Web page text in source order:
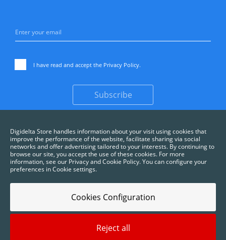
I have read and accept the Privacy Policy.
Subscribe
2025 © Digidelta Store - Think Green. All rights reserved.
Digidelta Store handles information about your visit using cookies that
improve the performance of the website, facilitate sharing via social
networks and offer advertising tailored to your interests. By continuing to
browse our site, you accept the use of these cookies. For more
information, see our Privacy and Cookie Policy. You can configure your
preferences in Cookie settings.
Cookies Configuration
Reject all